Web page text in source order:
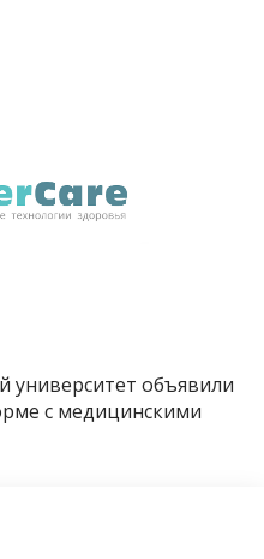
университет объявили
с медицинскими